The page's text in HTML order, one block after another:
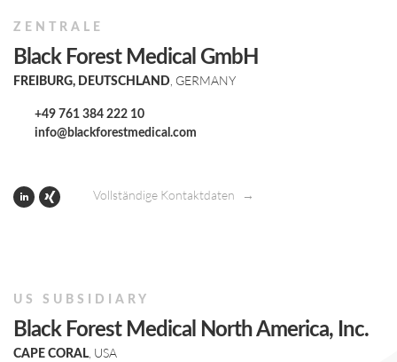
ZENTRALE
Black Forest Medical GmbH
FREIBURG, DEUTSCHLAND , GERMANY
+49 761 384 222 10
info@blackforestmedical.com
Vollständige Kontaktdaten
US SUBSIDIARY
Black Forest Medical North America, Inc.
CAPE CORAL , USA